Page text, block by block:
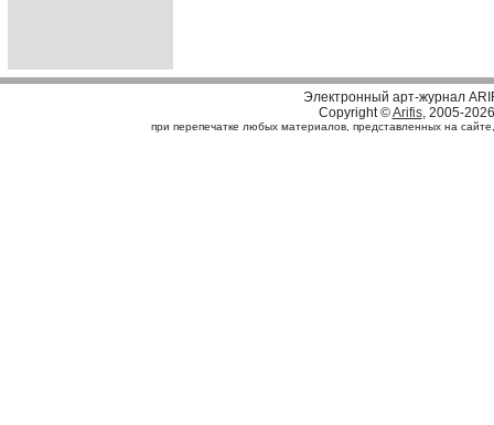
Электронный арт-журнал
Copyright ©Arifis, 2005-2026
при перепечатке любых материалов, представленных на